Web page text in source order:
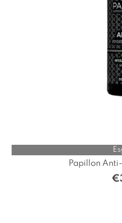
Papillon
€